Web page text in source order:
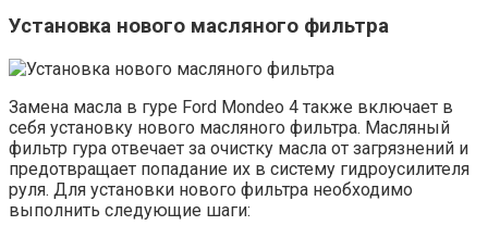
Установка нового масляного фильтра
Замена масла в гуре Ford Mondeo 4 также включает в
себя установку нового масляного фильтра. Масляный
фильтр гура отвечает за очистку масла от загрязнений и
предотвращает попадание их в систему гидроусилителя
руля. Для установки нового фильтра необходимо
выполнить следующие шаги: